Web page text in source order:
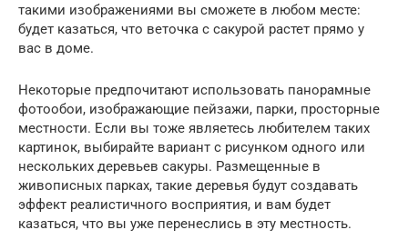
такими изображениями вы сможете в любом месте:
будет казаться, что веточка с сакурой растет прямо у
вас в доме.
Некоторые предпочитают использовать панорамные
фотообои, изображающие пейзажи, парки, просторные
местности. Если вы тоже являетесь любителем таких
картинок, выбирайте вариант с рисунком одного или
нескольких деревьев сакуры. Размещенные в
живописных парках, такие деревья будут создавать
эффект реалистичного восприятия, и вам будет
казаться, что вы уже перенеслись в эту местность.